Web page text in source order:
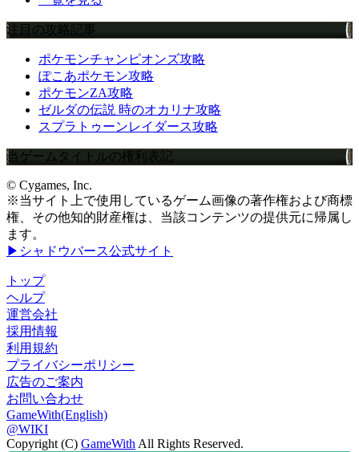
注目の攻略記事
ポケモンチャンピオンズ攻略
ぽこあポケモン攻略
ポケモンZA攻略
ゼルダの伝説 時のオカリナ攻略
スプラトゥーンレイダース攻略
当ゲームタイトルの権利表記
© Cygames, Inc.
※当サイト上で使用しているゲーム画像の著作権および商標
権、その他知的財産権は、当該コンテンツの提供元に帰属し
ます。
▶シャドウバース公式サイト
トップ
ヘルプ
運営会社
採用情報
利用規約
プライバシーポリシー
広告のご案内
お問い合わせ
GameWith(English)
@WIKI
Copyright (C) GameWith All Rights Reserved.